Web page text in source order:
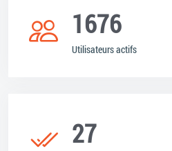
1676
Utilisateurs actifs
27